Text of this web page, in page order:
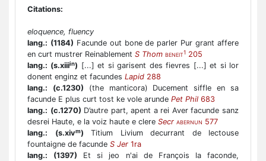
Citations:
eloquence, fluency
lang.: (1184) Facunde out bone de parler Pur grant affere
en curt mustrer Reinablement S Thom BENEIT1 205
lang.: (s.xiiiin) [...] et si garisent des fievres [...] et si lor
donent enginz et facundes Lapid 288
lang.:
(c.1230) (the manticora) Ducement siffle en sa
facunde E plus curt tost ke vole arunde Pet Phil 683
lang.: (c.1270) D’autre part, apent a rei Aver facunde sanz
desrei Haute, e la voiz haute e clere Secr ABERNUN 577
lang.:
(s.xivm) Titium Livium decurrant de lectouse
fountaigne de facunde S Jer 1ra
lang.:
(1397) Et si jeo n'ai de François la faconde,